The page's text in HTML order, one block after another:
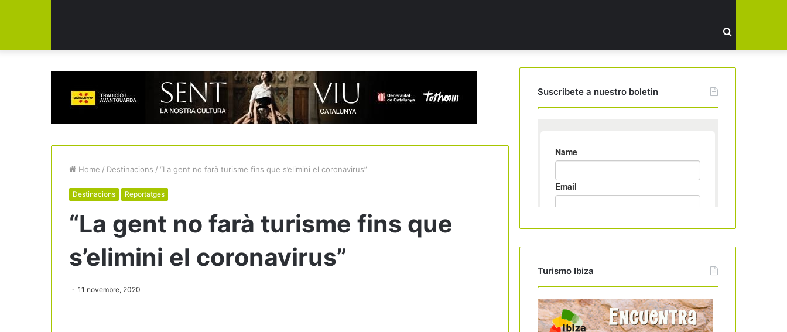
Buscar
Home / Destinacions / “La gent no farà turisme fins que s’elimini el coronavirus”
Destinacions Reportatges
“La gent no farà turisme fins que
s’elimini el coronavirus”
11 novembre, 2020
Suscribete a nuestro boletin
Turismo Ibiza